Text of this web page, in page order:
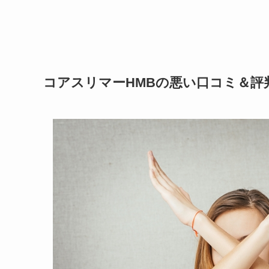
コアスリマーHMBの悪い口コミ＆評